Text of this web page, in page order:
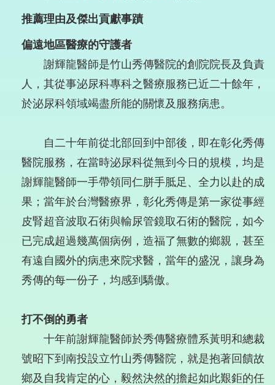
推薦理由及傑出貢獻事蹟
偏遠地區醫療的守護者
謝輝龍醫師是竹山秀傳醫院的創院院長及負責
人，其從事泌尿科專科之醫療服務已近二十餘年，
於泌尿科領域竭盡所能的關懷及服務病患。
自二十年前從北部回到中部後，即在彰化秀傳
醫院服務，在當時泌尿科從無到今日的規模，均是
謝輝龍醫師一手帶領同仁胼手胝足、全力以赴的成
果；當年於台灣醫療界，彰化秀傳是第一家從事經
皮腎超音波取石術與輸尿管鏡取石術的醫院，如今
已完成超過幾萬個病例，造福了無數的鄉親，甚至
有遠自國外的病患來院求醫，當年的盛況，讓身為
秀傳的每一份子，均感到驕傲。
打不倒的勇者
十年前謝輝龍醫師於秀傳醫療體系黃明和總裁
號昭下到南投設立竹山秀傳醫院，就是抱著回饋故
鄉及自我肯定的心，毅然決然的擔起如此艱鉅的任